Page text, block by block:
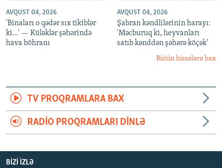
AVQUST 04, 2026
'Binaları o qədər sıx tikiblər
ki...' — Küləklər şəhərində
hava böhranı
AVQUST 04, 2026
Şabran kəndlilərinin harayı:
'Məcburuq ki, heyvanları
satıb kənddən şəhərə köçək'
Bütün hissələrə bax
TV PROQRAMLARA BAX
RADIO PROQRAMLARI DINLƏ
BIZI IZLƏ